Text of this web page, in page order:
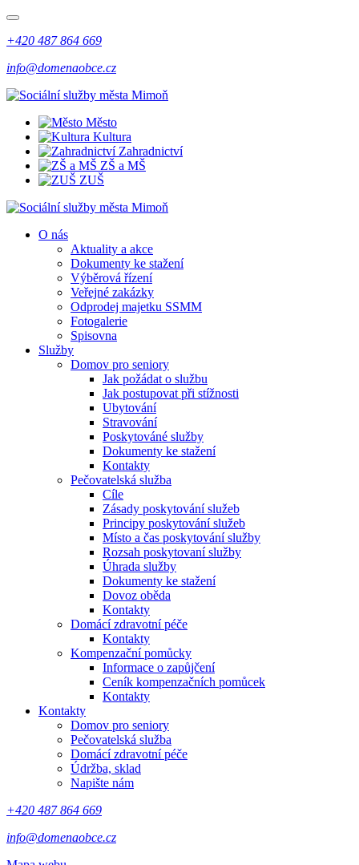
+420 487 864 669
info@domenaobce.cz
Město
Kultura
Zahradnictví
ZŠ a MŠ
ZUŠ
O nás
Aktuality a akce
Dokumenty ke stažení
Výběrová řízení
Veřejné zakázky
Odprodej majetku SSMM
Fotogalerie
Spisovna
Služby
Domov pro seniory
Jak požádat o službu
Jak postupovat při stížnosti
Ubytování
Stravování
Poskytováné služby
Dokumenty ke stažení
Kontakty
Pečovatelská služba
Cíle
Zásady poskytování služeb
Principy poskytování služeb
Místo a čas poskytování služby
Rozsah poskytovaní služby
Úhrada služby
Dokumenty ke stažení
Dovoz oběda
Kontakty
Domácí zdravotní péče
Kontakty
Kompenzační pomůcky
Informace o zapůjčení
Ceník kompenzačních pomůcek
Kontakty
Kontakty
Domov pro seniory
Pečovatelská služba
Domácí zdravotní péče
Údržba, sklad
Napište nám
+420 487 864 669
info@domenaobce.cz